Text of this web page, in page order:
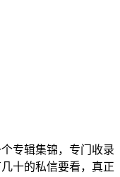
专辑集锦，专门收录
十的私信要看，真正